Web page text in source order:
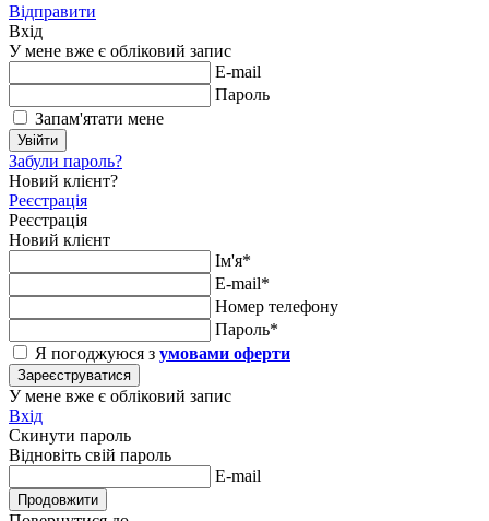
Відправити
Вхід
У мене вже є обліковий запис
E-mail
Пароль
Запам'ятати мене
Увійти
Забули пароль?
Новий клієнт?
Реєстрація
Реєстрація
Новий клієнт
Ім'я*
E-mail*
Номер телефону
Пароль*
Я погоджуюся з умовами оферти
Зареєструватися
У мене вже є обліковий запис
Вхід
Скинути пароль
Відновіть свій пароль
E-mail
Продовжити